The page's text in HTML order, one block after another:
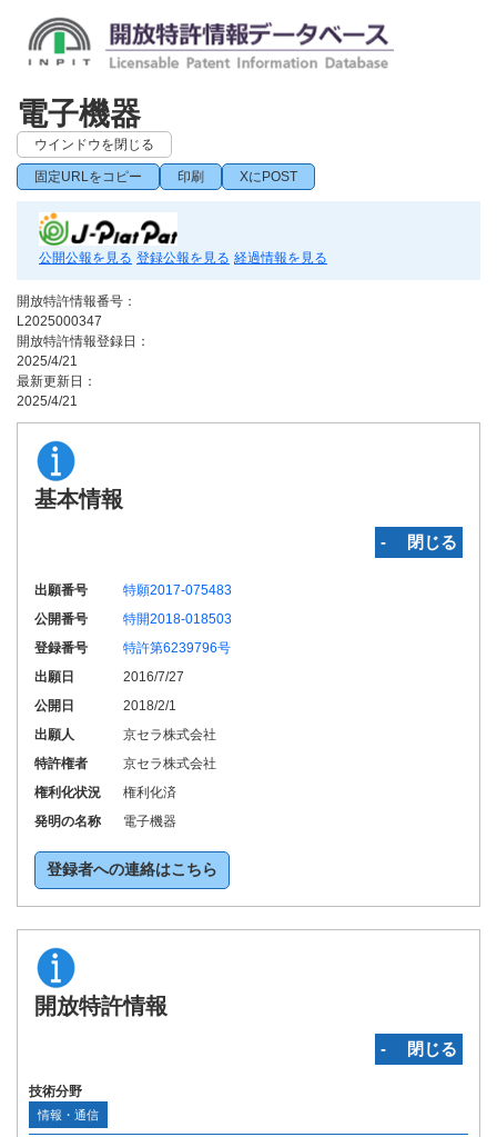
電子機器
ウインドウを閉じる
固定URLをコピー 印刷 XにPOST
公開公報を見る 登録公報を見る 経過情報を見る
開放特許情報番号：
L2025000347
開放特許情報登録日：
2025/4/21
最新更新日：
2025/4/21
基本情報
‐ 閉じる
出願番号
特願2017-075483
公開番号
特開2018-018503
登録番号
特許第6239796号
出願日
2016/7/27
公開日
2018/2/1
出願人
京セラ株式会社
特許権者
京セラ株式会社
権利化状況
権利化済
発明の名称
電子機器
登録者への連絡はこちら
開放特許情報
‐ 閉じる
技術分野
情報・通信